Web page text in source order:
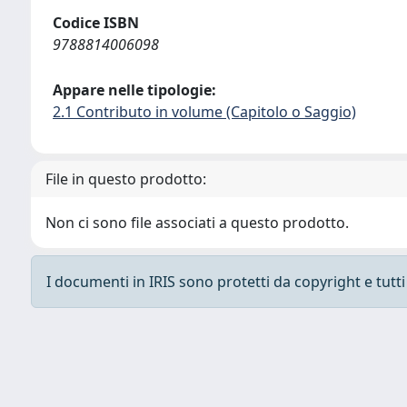
Codice ISBN
9788814006098
Appare nelle tipologie:
2.1 Contributo in volume (Capitolo o Saggio)
File in questo prodotto:
Non ci sono file associati a questo prodotto.
I documenti in IRIS sono protetti da copyright e